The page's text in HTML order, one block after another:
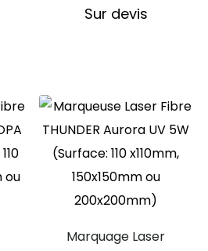
Sur devis
Marquage Laser